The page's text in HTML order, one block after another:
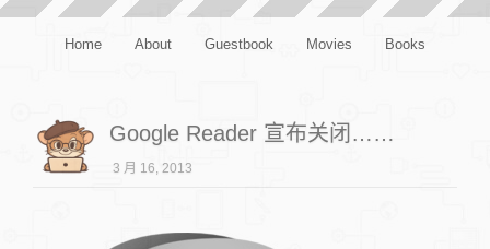
Home About Guestbook Movies Books
Google Reader 宣布关闭……
3 月 16, 2013